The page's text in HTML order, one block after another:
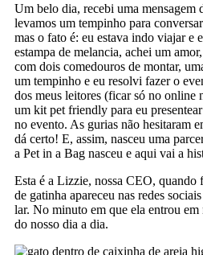
Um belo dia, recebi uma mensagem
levamos um tempinho para
mas o fato é: eu estava indo viajar e
estampa de melancia, achei um
com dois comedouros de montar,
um tempinho e eu resolvi fazer o
dos meus leitores (ficar só no online
um kit pet friendly para eu
no evento. As gurias não hesitaram
dá certo! E, assim, nasceu uma
a Pet in a Bag nasceu e aqui vai a
Esta é a Lizzie, nossa CEO,
de gatinha apareceu nas redes
lar. No minuto em que ela entrou em
do nosso dia a dia.